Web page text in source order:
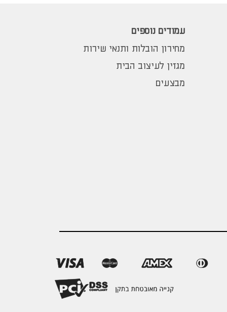
עמודים נוספים
מחירון הובלות ותנאי שירות
מגזין לעיצוב הבית
מבצעים